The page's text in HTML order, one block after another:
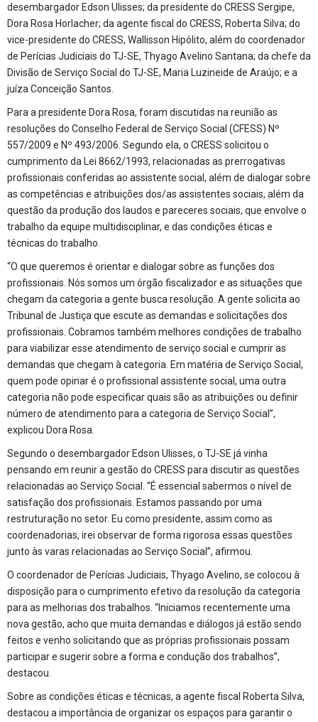
desembargador Edson Ulisses; da presidente do CRESS Sergipe,
Dora Rosa Horlacher; da agente fiscal do CRESS, Roberta Silva; do
vice-presidente do CRESS, Wallisson Hipólito, além do coordenador
de Perícias Judiciais do TJ-SE, Thyago Avelino Santana; da chefe da
Divisão de Serviço Social do TJ-SE, Maria Luzineide de Araújo; e a
juíza Conceição Santos.
Para a presidente Dora Rosa, foram discutidas na reunião as
resoluções do Conselho Federal de Serviço Social (CFESS) Nº
557/2009 e Nº 493/2006. Segundo ela, o CRESS solicitou o
cumprimento da Lei 8662/1993, relacionadas as prerrogativas
profissionais conferidas ao assistente social, além de dialogar sobre
as competências e atribuições dos/as assistentes sociais, além da
questão da produção dos laudos e pareceres sociais, que envolve o
trabalho da equipe multidisciplinar, e das condições éticas e
técnicas do trabalho.
“O que queremos é orientar e dialogar sobre as funções dos
profissionais. Nós somos um órgão fiscalizador e as situações que
chegam da categoria a gente busca resolução. A gente solicita ao
Tribunal de Justiça que escute as demandas e solicitações dos
profissionais. Cobramos também melhores condições de trabalho
para viabilizar esse atendimento de serviço social e cumprir as
demandas que chegam à categoria. Em matéria de Serviço Social,
quem pode opinar é o profissional assistente social, uma outra
categoria não pode especificar quais são as atribuições ou definir
número de atendimento para a categoria de Serviço Social”,
explicou Dora Rosa.
Segundo o desembargador Edson Ulisses, o TJ-SE já vinha
pensando em reunir a gestão do CRESS para discutir as questões
relacionadas ao Serviço Social. “É essencial sabermos o nível de
satisfação dos profissionais. Estamos passando por uma
restruturação no setor. Eu como presidente, assim como as
coordenadorias, irei observar de forma rigorosa essas questões
junto às varas relacionadas ao Serviço Social”, afirmou.
O coordenador de Perícias Judiciais, Thyago Avelino, se colocou à
disposição para o cumprimento efetivo da resolução da categoria
para as melhorias dos trabalhos. “Iniciamos recentemente uma
nova gestão, acho que muita demandas e diálogos já estão sendo
feitos e venho solicitando que as próprias profissionais possam
participar e sugerir sobre a forma e condução dos trabalhos”,
destacou.
Sobre as condições éticas e técnicas, a agente fiscal Roberta Silva,
destacou a importância de organizar os espaços para garantir o